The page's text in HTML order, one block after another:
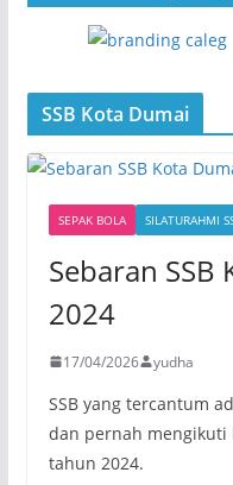
SSB Kota Dumai
SEPAK BOLA SILATURAHMI
Sebaran
2024
17/04/2026 yudha
SSB yang tercantum
dan pernah mengikuti
tahun 2024.